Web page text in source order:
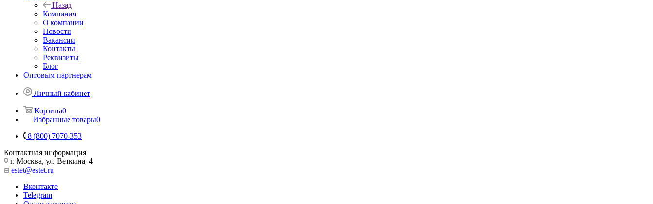
Назад
Компания
О компании
Новости
Вакансии
Контакты
Реквизиты
Блог
Оптовым партнерам
Личный кабинет
Корзина0
Избранные товары0
8 (800) 7070-353
Контактная информация
г. Москва, ул. Веткина, 4
estet@estet.ru
Вконтакте
Telegram